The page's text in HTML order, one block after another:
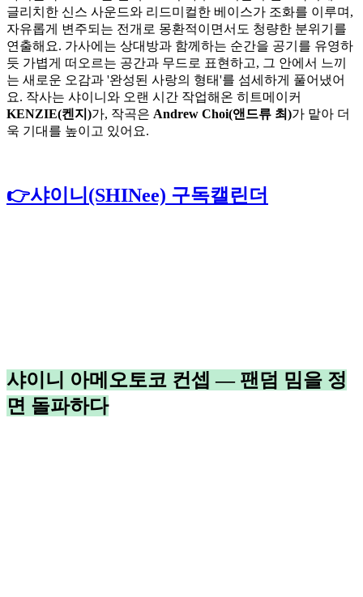
글리치한 신스 사운드와 리드미컬한 베이스가 조화를 이루며,
자유롭게 변주되는 전개로 몽환적이면서도 청량한 분위기를
연출해요. 가사에는 상대방과 함께하는 순간을 공기를 유영하
듯 가볍게 떠오르는 공간과 무드로 표현하고, 그 안에서 느끼
는 새로운 오감과 '완성된 사랑의 형태'를 섬세하게 풀어냈어
요. 작사는 샤이니와 오랜 시간 작업해온 히트메이커
KENZIE(켄지)가, 작곡은 Andrew Choi(앤드류 최)가 맡아 더
욱 기대를 높이고 있어요.
👉샤이니(SHINee) 구독캘린더
샤이니 아메오토코 컨셉 — 팬덤 밈을 정
면 돌파하다